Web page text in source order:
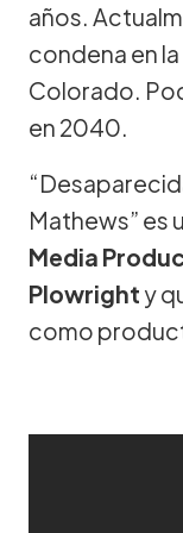
años.
condena en
Colorado.
en 2040.
Mathews” es
Media
Plowright y
como